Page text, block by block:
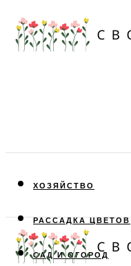
ХОЗЯЙСТВО
РАССАДКА ЦВЕТОВ
САД И ОГОРОД